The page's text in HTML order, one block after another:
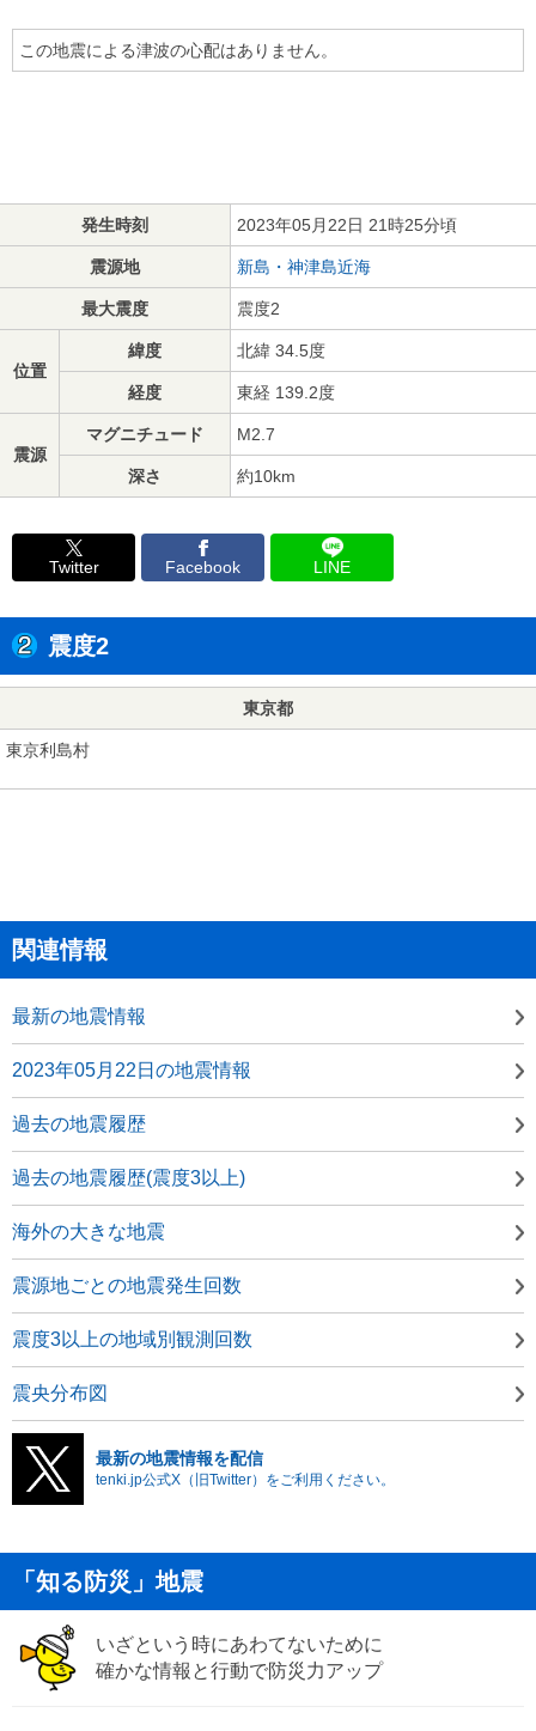
この地震による津波の心配はありません。
発生時刻 2023年05月22日 21時25分頃
震源地 新島・神津島近海
最大震度 震度2
位置
緯度 北緯 34.5度
経度 東経 139.2度
震源
マグニチュード M2.7
深さ 約10km
Twitter Facebook LINE
震度2
東京都
東京利島村
関連情報
最新の地震情報
2023年05月22日の地震情報
過去の地震履歴
過去の地震履歴(震度3以上)
海外の大きな地震
震源地ごとの地震発生回数
震度3以上の地域別観測回数
震央分布図
最新の地震情報を配信
tenki.jp公式X（旧Twitter）をご利用ください。
「知る防災」地震
いざという時にあわてないために
確かな情報と行動で防災力アップ